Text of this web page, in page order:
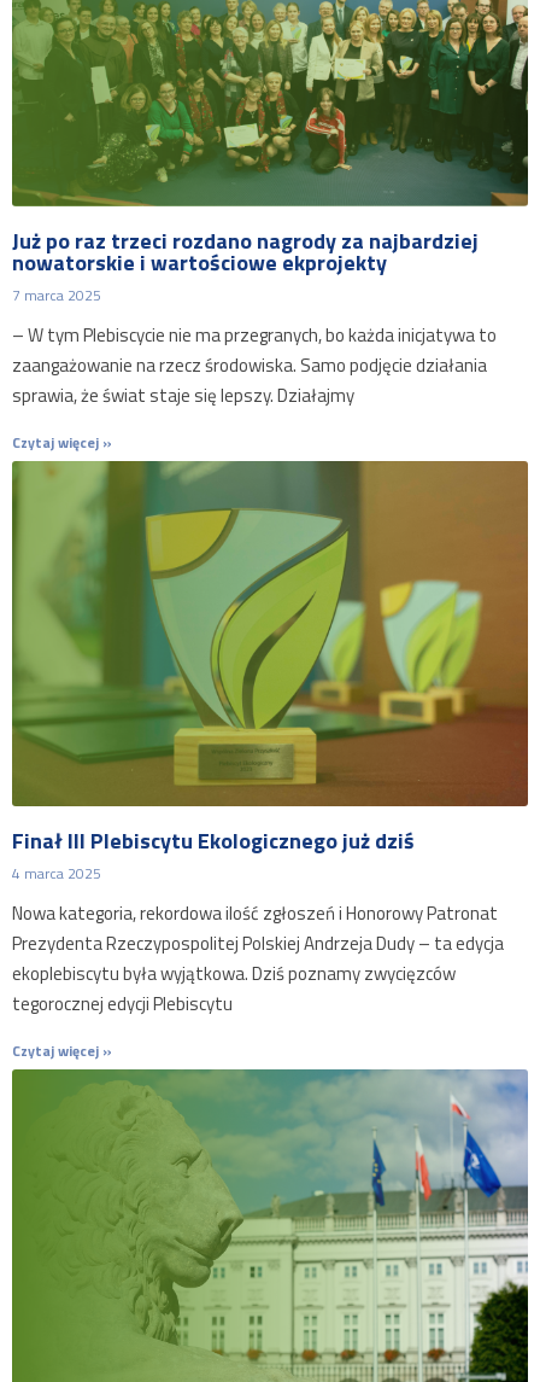
Już po raz trzeci rozdano nagrody za najbardziej
nowatorskie i wartościowe ekprojekty
7 marca 2025
– W tym Plebiscycie nie ma przegranych, bo każda inicjatywa to
zaangażowanie na rzecz środowiska. Samo podjęcie działania
sprawia, że świat staje się lepszy. Działajmy
Czytaj więcej »
Finał III Plebiscytu Ekologicznego już dziś
4 marca 2025
Nowa kategoria, rekordowa ilość zgłoszeń i Honorowy Patronat
Prezydenta Rzeczypospolitej Polskiej Andrzeja Dudy – ta edycja
ekoplebiscytu była wyjątkowa. Dziś poznamy zwycięzców
tegorocznej edycji Plebiscytu
Czytaj więcej »